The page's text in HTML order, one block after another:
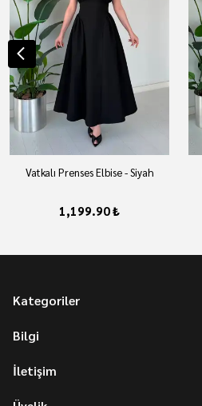
Vatkalı Prenses Elbise - Siyah
1,199.90 ₺
Kategoriler
Bilgi
İletişim